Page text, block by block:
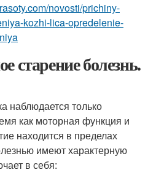
novosti/prichiny-
kozhi-lica-opredelenie-
старение болезнь.
наблюдается только
как моторная функция и
находится в пределах
имеют характерную
в себя: